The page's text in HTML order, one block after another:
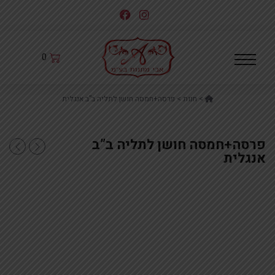
0
Home
> חנות > פרסה+חמסה חושן לתליה ב”ב אנגלית
פרסה+חמסה חושן לתליה ב”ב
אנגלית כיסוי שקע 4יחמתקן דו